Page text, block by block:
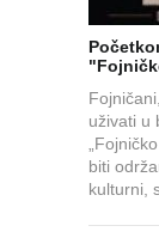
uživati u
biti
kulturni,